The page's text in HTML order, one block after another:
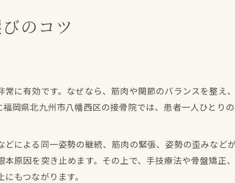
肩こりに悩む女性へおすすめの方法
スタッフ在籍の接骨院のメリット
や家事と両立できる接骨院の選び方
り改善に最適な接骨院通院の頻度
骨院で効果を感じるまでの通院の流れ
のコツ
に有効です。なぜなら、筋肉や関節のバランスを整え
岡県北九州市八幡西区の接骨院では、患者一人ひとり
による同一姿勢の継続、筋肉の緊張、姿勢の歪みなど
原因を突き止めます。その上で、手技療法や骨盤矯正
もつながります。